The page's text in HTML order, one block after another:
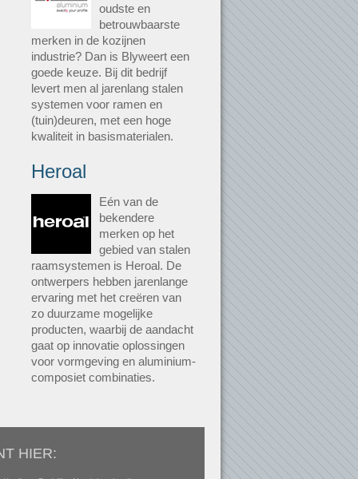
oudste en
betrouwbaarste
merken in de kozijnen
industrie? Dan is Blyweert een
goede keuze. Bij dit bedrijf
levert men al jarenlang stalen
systemen voor ramen en
(tuin)deuren, met een hoge
kwaliteit in basismaterialen.
Heroal
Eén van de
bekendere
merken op het
gebied van stalen
raamsystemen is Heroal. De
ontwerpers hebben jarenlange
ervaring met het creëren van
zo duurzame mogelijke
producten, waarbij de aandacht
gaat op innovatie oplossingen
voor vormgeving en aluminium-
composiet combinaties.
HIER: